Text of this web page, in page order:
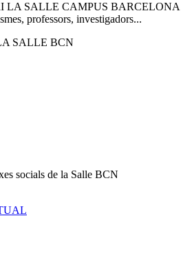
LA SALLE CAMPUS BARCELONA
professors, investigadors...
SALLE BCN
socials de la Salle BCN